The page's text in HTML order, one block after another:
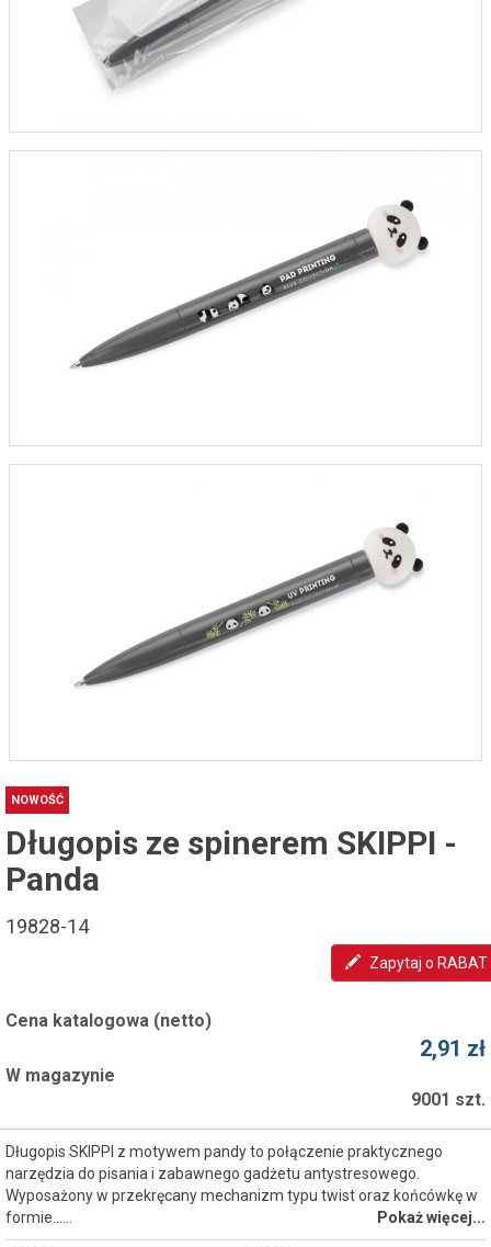
NOWOŚĆ
Długopis ze spinerem SKIPPI -
Panda
19828-14
Zapytaj o RABAT
Cena katalogowa (netto)
2,91 zł
W magazynie
9001 szt.
Długopis SKIPPI z motywem pandy to połączenie praktycznego
narzędzia do pisania i zabawnego gadżetu antystresowego.
Wyposażony w przekręcany mechanizm typu twist oraz końcówkę w
formie...…
Pokaż więcej...